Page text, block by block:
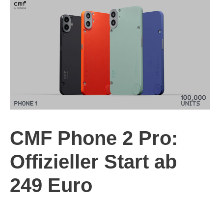
CMF Phone 2 Pro:
Offizieller Start ab
249 Euro